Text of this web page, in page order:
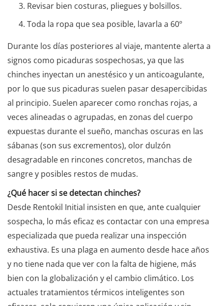
Revisar bien costuras, pliegues y bolsillos.
Toda la ropa que sea posible, lavarla a 60º
Durante los días posteriores al viaje, mantente alerta a
signos como picaduras sospechosas, ya que las
chinches inyectan un anestésico y un anticoagulante,
por lo que sus picaduras suelen pasar desapercibidas
al principio. Suelen aparecer como ronchas rojas, a
veces alineadas o agrupadas, en zonas del cuerpo
expuestas durante el sueño, manchas oscuras en las
sábanas (son sus excrementos), olor dulzón
desagradable en rincones concretos, manchas de
sangre y posibles restos de mudas.
¿Qué hacer si se detectan chinches?
Desde Rentokil Initial insisten en que, ante cualquier
sospecha, lo más eficaz es contactar con una empresa
especializada que pueda realizar una inspección
exhaustiva. Es una plaga en aumento desde hace años
y no tiene nada que ver con la falta de higiene, más
bien con la globalización y el cambio climático. Los
actuales tratamientos térmicos inteligentes son